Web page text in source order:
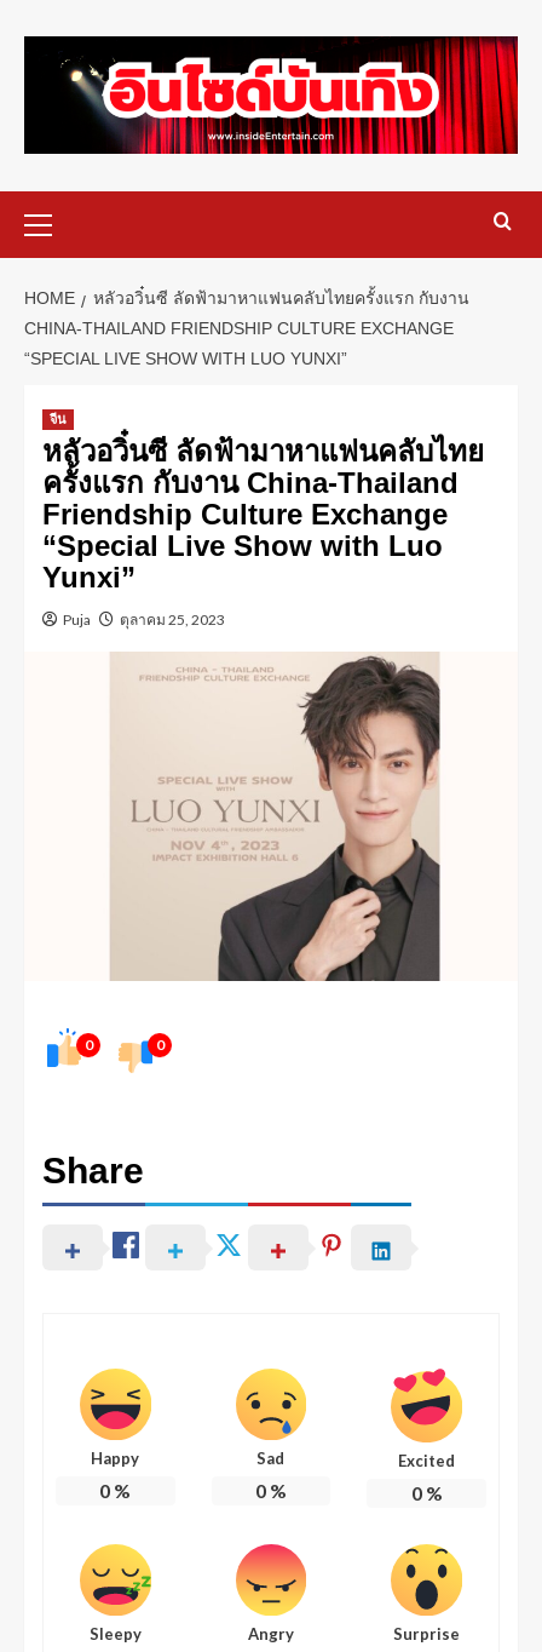
HOME
หลัวอวิ๋นซี ลัดฟ้ามาหาแฟนคลับไทยครั้งแรก กับงาน
CHINA-THAILAND FRIENDSHIP CULTURE EXCHANGE
“SPECIAL LIVE SHOW WITH LUO YUNXI”
จีน
หลัวอวิ๋นซี ลัดฟ้ามาหาแฟนคลับไทย
ครั้งแรก กับงาน China-Thailand
Friendship Culture Exchange
“Special Live Show with Luo
Yunxi”
Puja ตุลาคม 25, 2023
0 0
Share
Happy
0 %
Sad
0%
Excited
0%
Sleepy Angry Surprise